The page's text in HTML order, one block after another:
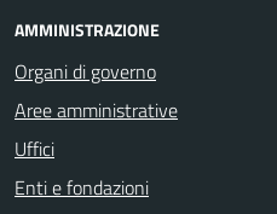
AMMINISTRAZIONE
Organi di governo
Aree amministrative
Uffici
Enti e fondazioni